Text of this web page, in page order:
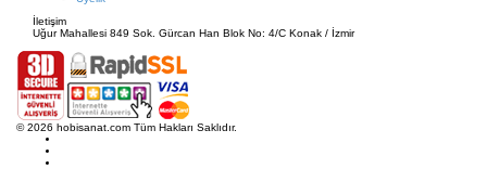
İletişim
Uğur Mahallesi 849 Sok. Gürcan Han Blok No: 4/C Konak / İzmir
© 2026 hobisanat.com Tüm Hakları Saklıdır.